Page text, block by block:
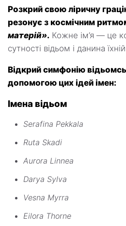
Розкрий свою ліричну
резонує з космічним
матерій». Кожне ім’я — це
сутності відьом і данина
Відкрий симфонію
допомогою цих ідей імен:
Імена відьом
Serafina Pekkala
Ruta Skadi
Aurora Linnea
Darya Sylva
Vesna Myrra
Eilora Thorne